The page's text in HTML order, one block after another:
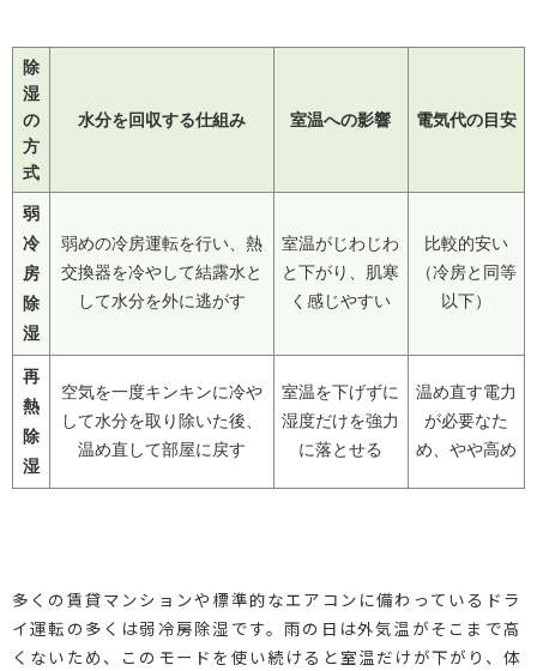
除
湿
の
方
式
水分を回収する仕組み 室温への影響 電気代の目安
弱
冷
房
除
湿
弱めの冷房運転を行い、熱
交換器を冷やして結露水と
して水分を外に逃がす
室温がじわじわ
と下がり、肌寒
く感じやすい
比較的安い
（冷房と同等
以下）
再
熱
除
湿
空気を一度キンキンに冷や
して水分を取り除いた後、
温め直して部屋に戻す
室温を下げずに
湿度だけを強力
に落とせる
温め直す電力
が必要なた
め、やや高め
多くの賃貸マンションや標準的なエアコンに備わっているドラ
イ運転の多くは弱冷房除湿です。雨の日は外気温がそこまで高
くないため、このモードを使い続けると室温だけが下がり、体